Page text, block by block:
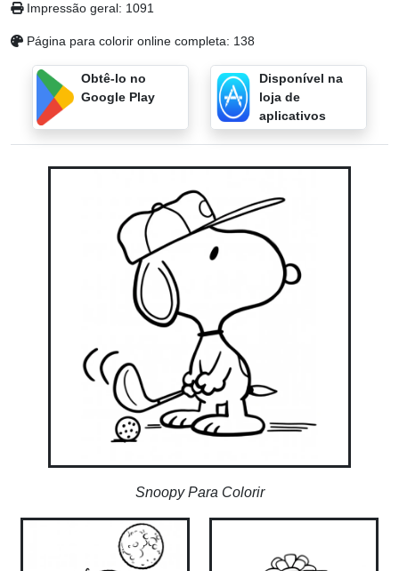
Impressão geral: 1091
Página para colorir online completa: 138
Obtê-lo no
Google Play
Disponível na
loja de
aplicativos
Snoopy Para Colorir